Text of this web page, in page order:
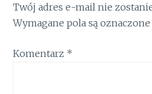
Twój adres e-mail nie
Wymagane pola są oznaczone
Komentarz *